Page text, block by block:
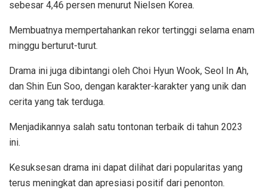
sebesar 4,46 persen menurut Nielsen Korea.
Membuatnya mempertahankan rekor tertinggi selama enam
minggu berturut-turut.
Drama ini juga dibintangi oleh Choi Hyun Wook, Seol In Ah,
dan Shin Eun Soo, dengan karakter-karakter yang unik dan
cerita yang tak terduga.
Menjadikannya salah satu tontonan terbaik di tahun 2023
ini.
Kesuksesan drama ini dapat dilihat dari popularitas yang
terus meningkat dan apresiasi positif dari penonton.